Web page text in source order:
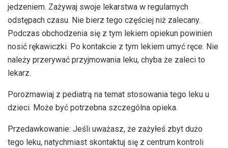
jedzeniem. Zażywaj swoje lekarstwa w regularnych
odstępach czasu. Nie bierz tego częściej niż zalecany.
Podczas obchodzenia się z tym lekiem opiekun powinien
nosić rękawiczki. Po kontakcie z tym lekiem umyć ręce. Nie
należy przerywać przyjmowania leku, chyba że zaleci to
lekarz.
Porozmawiaj z pediatrą na temat stosowania tego leku u
dzieci. Może być potrzebna szczególna opieka.
Przedawkowanie: Jeśli uważasz, że zażyłeś zbyt dużo
tego leku, natychmiast skontaktuj się z centrum kontroli